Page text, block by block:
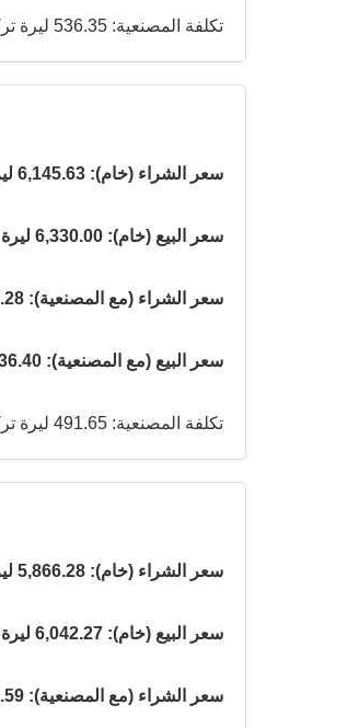
تكلفة المصنعية: 536.35 ليرة تركية
سعر الشراء (خام): 6,145.63 ليرة تركية
سعر البيع (خام): 6,330.00 ليرة تركية
سعر الشراء (مع المصنعية): 6,637.28 ليرة تركية
سعر البيع (مع المصنعية): 6,836.40 ليرة تركية
تكلفة المصنعية: 491.65 ليرة تركية
سعر الشراء (خام): 5,866.28 ليرة تركية
سعر البيع (خام): 6,042.27 ليرة تركية
سعر الشراء (مع المصنعية): 6,335.59 ليرة تركية